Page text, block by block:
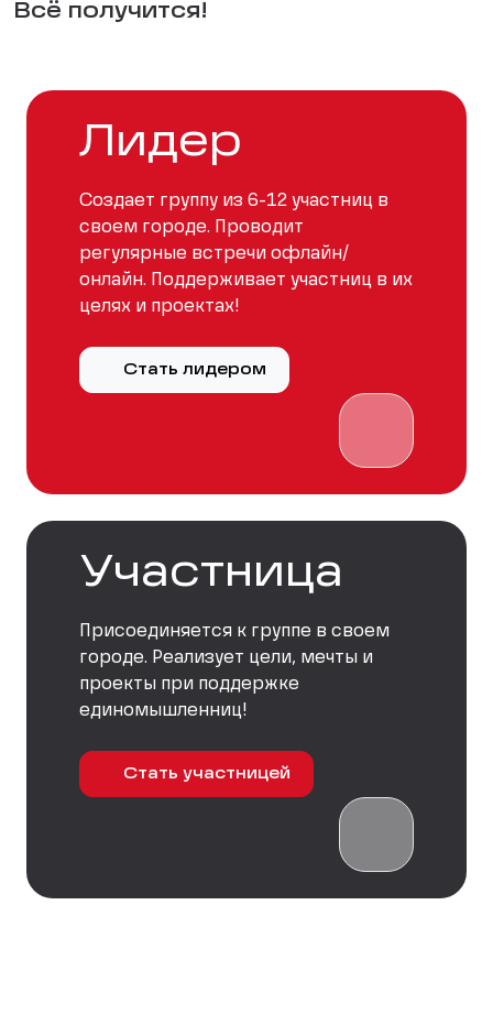
Всё получится!
Лидер
Создает группу из 6-12 участниц в
своем городе. Проводит
регулярные встречи офлайн/
онлайн. Поддерживает участниц в их
целях и проектах!
Стать лидером
Участница
Присоединяется к группе в своем
городе. Реализует цели, мечты и
проекты при поддержке
единомышленниц!
Стать участницей